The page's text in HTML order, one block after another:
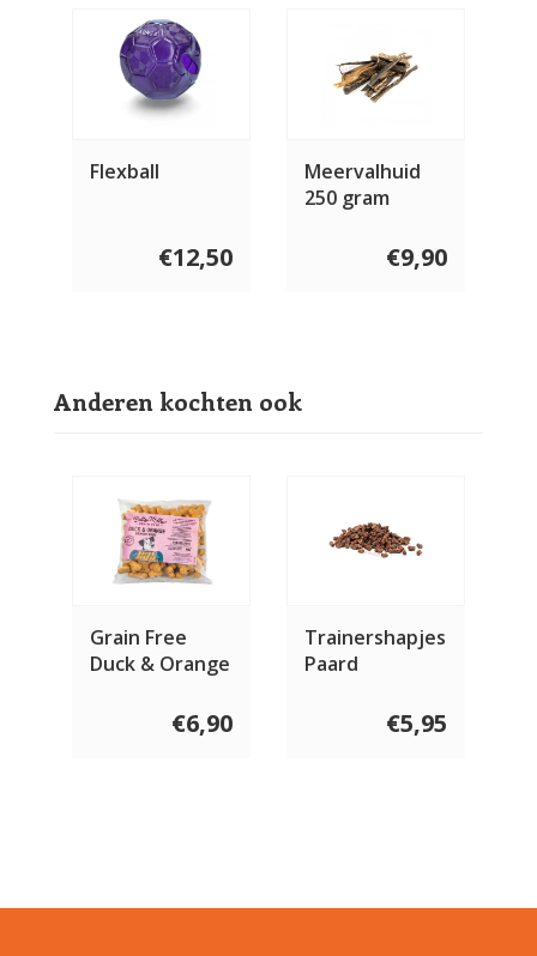
Flexball
€12,50
Meervalhuid
250 gram
€9,90
Anderen kochten ook
Grain Free
Duck & Orange
€6,90
Trainershapjes
Paard
€5,95